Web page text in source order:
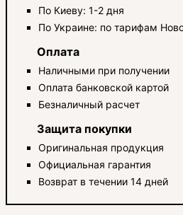
По Киеву: 1-2 дня
По Украине: по тарифам
Оплата
Наличными при получении
Оплата банковской картой
Безналичный расчет
Защита покупки
Оригинальная продукция
Официальная гарантия
Возврат в течении 14 дней